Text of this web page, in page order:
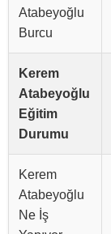
Atabeyoğlu
Burcu
Kerem
Atabeyoğlu
Eğitim
Durumu
Kerem
Atabeyoğlu
Ne İş